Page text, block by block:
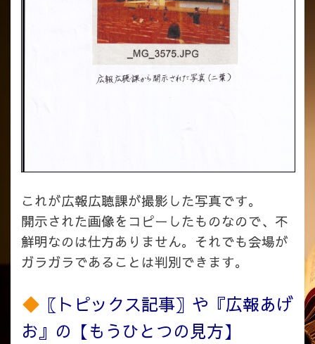
これが広報広聴課が撮影した写真です。
開示された画像をコピーしたものなので、不
鮮明なのは仕方ありません。それでも会場が
ガラガラであることは判別できます。
〖トピックス記事〗や『広報あげ
お』の【もうひとつの見方】